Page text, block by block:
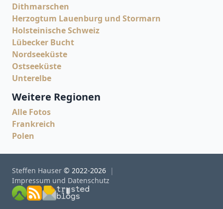
Dithmarschen
Herzogtum Lauenburg und Stormarn
Holsteinische Schweiz
Lübecker Bucht
Nordseeküste
Ostseeküste
Unterelbe
Weitere Regionen
Alle Fotos
Frankreich
Polen
Steffen Hauser © 2022-2026
Impressum und Datenschutz